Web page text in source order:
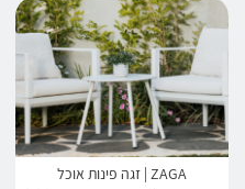
ZAGA | זגה פינות אוכל